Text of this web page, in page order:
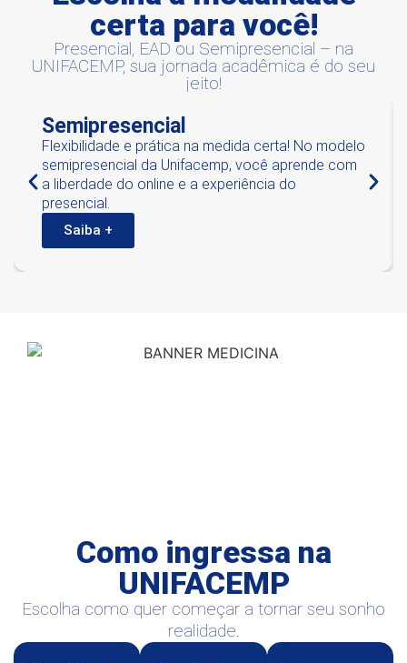
certa para você!
Presencial, EAD ou Semipresencial – na
UNIFACEMP, sua jornada acadêmica é do seu
jeito!
Semipresencial
Flexibilidade e prática na medida certa! No modelo
semipresencial da Unifacemp, você aprende com
a liberdade do online e a experiência do
presencial.
Saiba +
Como ingressa na
UNIFACEMP
Escolha como quer começar a tornar seu sonho
realidade.